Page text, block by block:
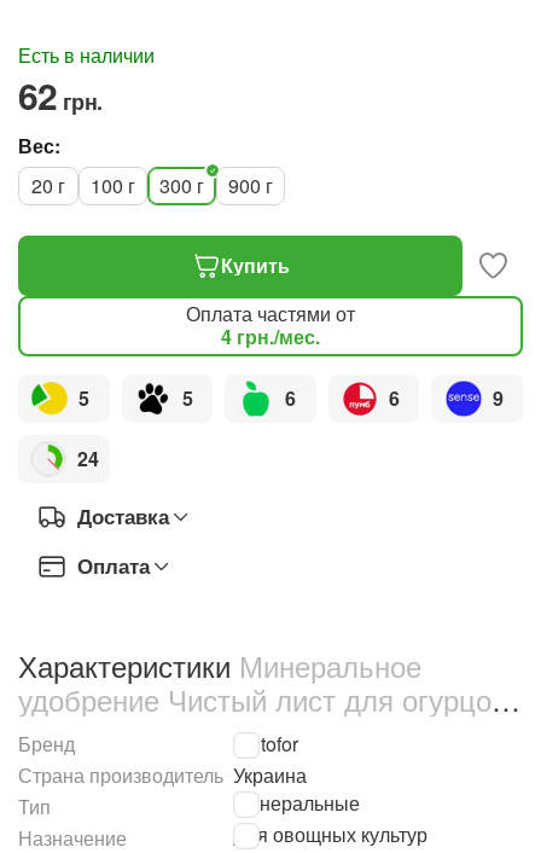
‍62‍ грн.
Есть в наличии
Вес:
20 г
100 г 300 г 900 г
Купить
Оплата частями от
4 грн./мес.
5 5 6 6 9
24
Доставка
Оплата
Характеристики Минеральное
удобрение Чистый лист для огурцов
и кабачков 300 г (2940)
Бренд
Kvitofor
Страна производитель Украина
Тип
Минеральные
Назначение
Для овощных культур